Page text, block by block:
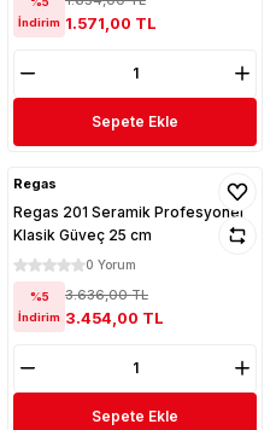
İndirim 1.571,00 TL
Sepete Ekle
Regas
Regas 201 Seramik Profesyonel
Klasik Güveç 25 cm
0 Yorum
%5
İndirim
3.636,00 TL
3.454,00 TL
Sepete Ekle